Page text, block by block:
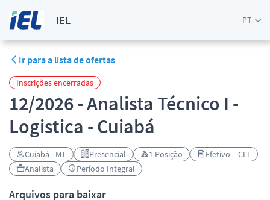
IEL PT
Ir para a lista de ofertas
Inscrições encerradas
12/2026 - Analista Técnico I -
Logistica - Cuiabá
Cuiabá - MT Presencial 1 Posição
Efetivo – CLT
Analista
Período Integral
Arquivos para baixar